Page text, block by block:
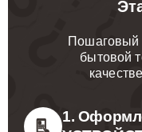
Пошаговый
бытовой
1.